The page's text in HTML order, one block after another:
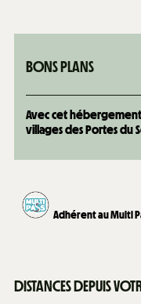
BONS PLANS
Avec cet
villages des Portes du
Adhérent au Multi
DISTANCES DEPUIS